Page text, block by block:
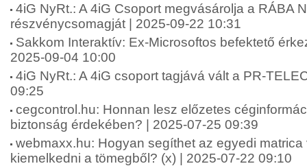
4iG NyRt.: A 4iG Csoport megvásárolja a RÁBA
részvénycsomagját | 2025-09-22 10:31
Sakkom Interaktív: Ex-Microsoftos befektető
2025-09-04 10:00
4iG NyRt.: A 4iG csoport tagjává vált a PR-
09:25
cegcontrol.hu: Honnan lesz előzetes
biztonság érdekében? | 2025-07-25 09:39
webmaxx.hu: Hogyan segíthet az egyedi
kiemelkedni a tömegből? (x) | 2025-07-22 09:10